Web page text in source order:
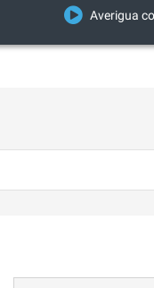
Averigua